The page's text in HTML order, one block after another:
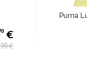
€
99 €
Puma